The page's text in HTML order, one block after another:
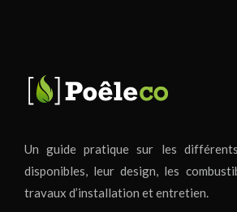
Un guide pratique sur les
disponibles, leur design, les
travaux d’installation et entretien.